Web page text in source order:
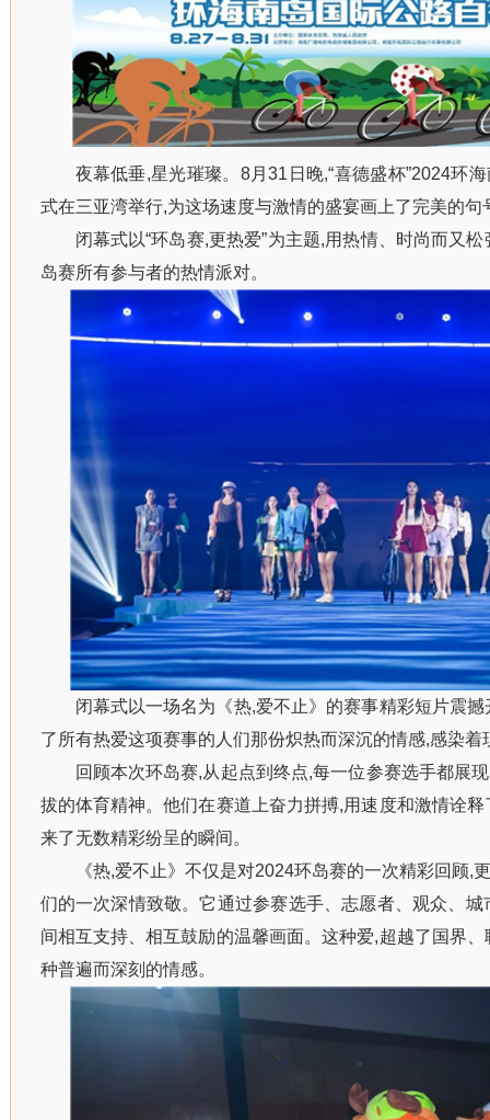
夜幕低垂,星光璀璨。8月31日晚,“喜德盛杯”2024环
式在三亚湾举行,为这场速度与激情的盛宴画上了完美的句
闭幕式以“环岛赛,更热爱”为主题,用热情、时尚而又
岛赛所有参与者的热情派对。
闭幕式以一场名为《热,爱不止》的赛事精彩短片震
了所有热爱这项赛事的人们那份炽热而深沉的情感,感染着
回顾本次环岛赛,从起点到终点,每一位参赛选手都展
拔的体育精神。他们在赛道上奋力拼搏,用速度和激情诠
来了无数精彩纷呈的瞬间。
《热,爱不止》不仅是对2024环岛赛的一次精彩回顾,
们的一次深情致敬。它通过参赛选手、志愿者、观众、
间相互支持、相互鼓励的温馨画面。这种爱,超越了国界
种普遍而深刻的情感。